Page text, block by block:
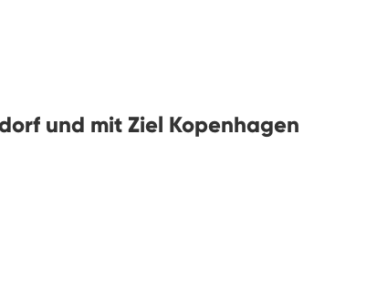
und mit Ziel Kopenhagen